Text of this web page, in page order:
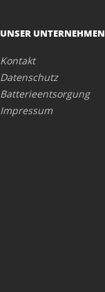
UNSER UNTERNEHMEN
Kontakt
Datenschutz
Batterieentsorgung
Impressum